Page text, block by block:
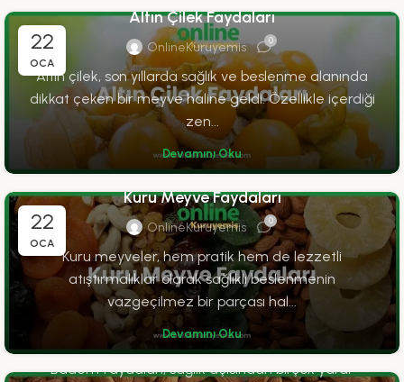
22
OCA
Altın Çilek Faydaları
OnlineKuruyemis 0
Altın çilek, son yıllarda sağlık ve beslenme alanında
dikkat çeken bir meyve haline geldi. Özellikle içerdiği
zen...
Devamını Oku
22
OCA
FAYDALAR
Kuru Meyve Faydaları
OnlineKuruyemis 0
Kuru meyveler, hem pratik hem de lezzetli
atıştırmalıklar olarak sağlıklı beslenmenin
vazgeçilmez bir parçası hal...
Devamını Oku
FAYDALAR
Badem Faydaları
OnlineKuruyemis
Badem faydaları, sağlık açısından birçok yarar